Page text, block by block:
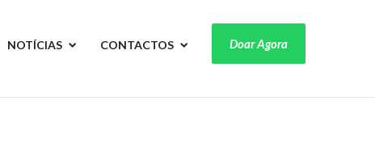
NOTÍCIAS CONTACTOS Doar Agora